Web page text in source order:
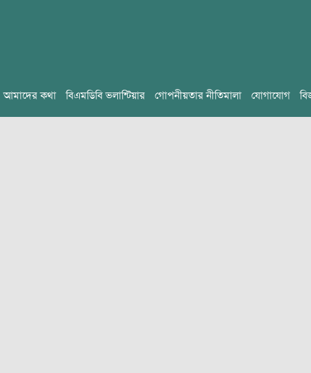
আমাদের কথা বিএমডিবি ভলান্টিয়ার গোপনীয়তার নীতিমালা যোগাযোগ